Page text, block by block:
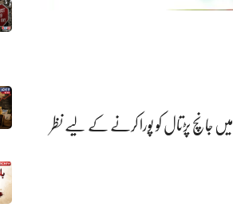
پڑتال کو پورا کرنے کے لیے نظر